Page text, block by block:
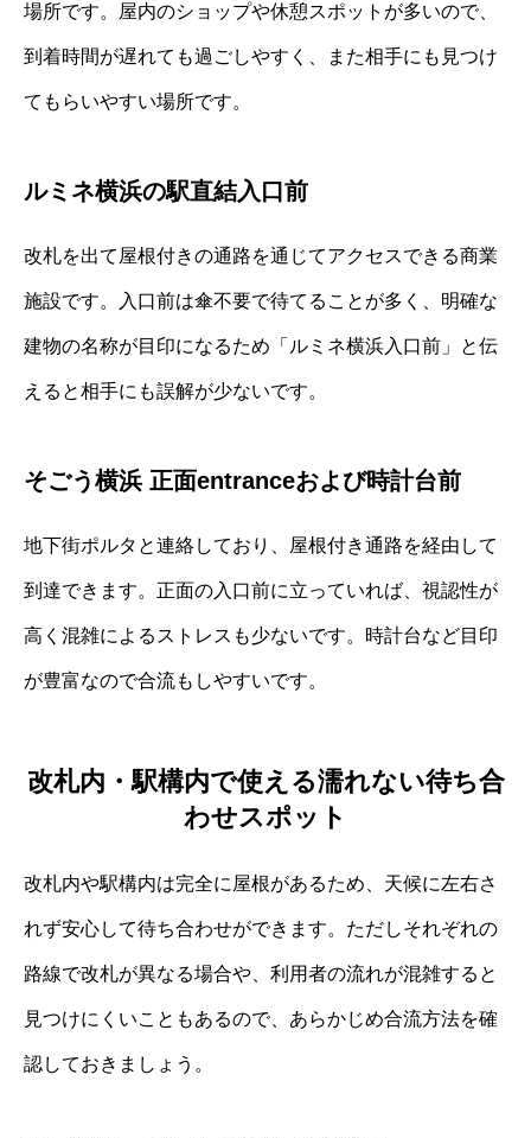
場所です。屋内のショップや休憩スポットが多いので、
到着時間が遅れても過ごしやすく、また相手にも見つけ
てもらいやすい場所です。
ルミネ横浜の駅直結入口前
改札を出て屋根付きの通路を通じてアクセスできる商業
施設です。入口前は傘不要で待てることが多く、明確な
建物の名称が目印になるため「ルミネ横浜入口前」と伝
えると相手にも誤解が少ないです。
そごう横浜 正面entranceおよび時計台前
地下街ポルタと連絡しており、屋根付き通路を経由して
到達できます。正面の入口前に立っていれば、視認性が
高く混雑によるストレスも少ないです。時計台など目印
が豊富なので合流もしやすいです。
改札内・駅構内で使える濡れない待ち合
わせスポット
改札内や駅構内は完全に屋根があるため、天候に左右さ
れず安心して待ち合わせができます。ただしそれぞれの
路線で改札が異なる場合や、利用者の流れが混雑すると
見つけにくいこともあるので、あらかじめ合流方法を確
認しておきましょう。